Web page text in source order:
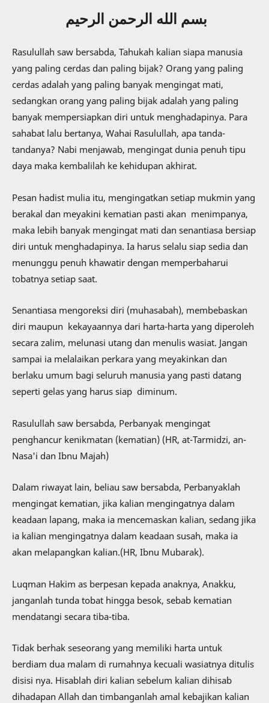
بسم الله الرحمن الرحيم
Rasulullah saw bersabda, Tahukah kalian siapa manusia
yang paling cerdas dan paling bijak? Orang yang paling
cerdas adalah yang paling banyak mengingat mati,
sedangkan orang yang paling bijak adalah yang paling
banyak mempersiapkan diri untuk menghadapinya. Para
sahabat lalu bertanya, Wahai Rasulullah, apa tanda-
tandanya? Nabi menjawab, mengingat dunia penuh tipu
daya maka kembalilah ke kehidupan akhirat.
Pesan hadist mulia itu, mengingatkan setiap mukmin yang
berakal dan meyakini kematian pasti akan menimpanya,
maka lebih banyak mengingat mati dan senantiasa bersiap
diri untuk menghadapinya. Ia harus selalu siap sedia dan
menunggu penuh khawatir dengan memperbaharui
tobatnya setiap saat.
Senantiasa mengoreksi diri (muhasabah), membebaskan
diri maupun kekayaannya dari harta-harta yang diperoleh
secara zalim, melunasi utang dan menulis wasiat. Jangan
sampai ia melalaikan perkara yang meyakinkan dan
berlaku umum bagi seluruh manusia yang pasti datang
seperti gelas yang harus siap diminum.
Rasulullah saw bersabda, Perbanyak mengingat
penghancur kenikmatan (kematian) (HR, at-Tarmidzi, an-
Nasa'i dan Ibnu Majah)
Dalam riwayat lain, beliau saw bersabda, Perbanyaklah
mengingat kematian, jika kalian mengingatnya dalam
keadaan lapang, maka ia mencemaskan kalian, sedang jika
ia kalian mengingatnya dalam keadaan susah, maka ia
akan melapangkan kalian.(HR, Ibnu Mubarak).
Luqman Hakim as berpesan kepada anaknya, Anakku,
janganlah tunda tobat hingga besok, sebab kematian
mendatangi secara tiba-tiba.
Tidak berhak seseorang yang memiliki harta untuk
berdiam dua malam di rumahnya kecuali wasiatnya ditulis
disisi nya. Hisablah diri kalian sebelum kalian dihisab
dihadapan Allah dan timbanganlah amal kebajikan kalian